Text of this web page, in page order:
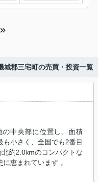
城郡三宅町の売買・投資一覧
中央部に位置し、面積
小さく、全国でも2番目
約2.0kmのコンパクトな
恵まれています 。